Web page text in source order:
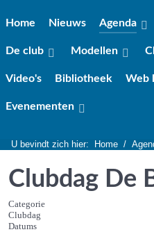
Home Nieuws Agenda
De club Modellen
Video's Bibliotheek Web
Evenementen
U bevindt zich hier: Home
Clubdag De
Categorie
Clubdag
Datums